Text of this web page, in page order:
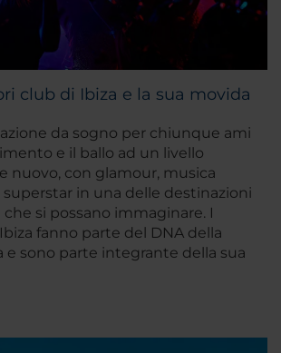
club di Ibiza e la sua movida
da sogno per chiunque ami
e il ballo ad un livello
nuovo, con glamour, musica
superstar in una delle destinazioni
si possano immaginare. I
fanno parte del DNA della
e sono parte integrante della sua